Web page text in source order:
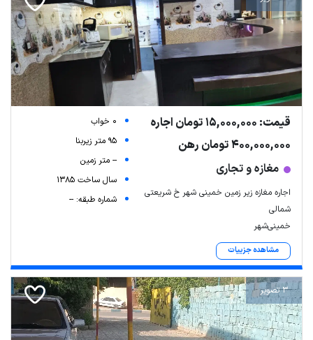
قیمت: 15,000,000 تومان اجاره
400,000,000 تومان رهن
مغازه و تجاری
اجاره مغازه زیر زمین خمینی شهر خ شریعتی
شمالی
خمینی‌شهر
مشاهده جزییات
0 خواب
95 متر زیربنا
-- متر زمین
سال ساخت 1385
شماره طبقه: --
3 تصویر